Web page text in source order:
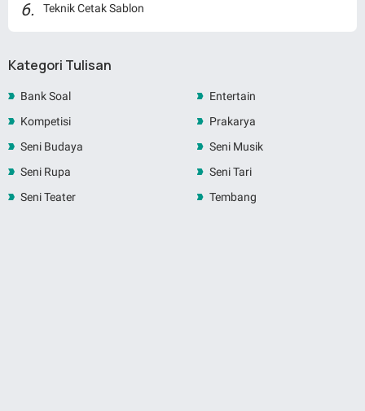
Teknik Cetak Sablon
Kategori Tulisan
Bank Soal
Entertain
Kompetisi
Prakarya
Seni Budaya
Seni Musik
Seni Rupa
Seni Tari
Seni Teater
Tembang